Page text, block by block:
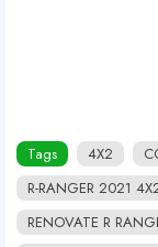
Tags 4X2
R-RANGER 2021
RENOVATE R